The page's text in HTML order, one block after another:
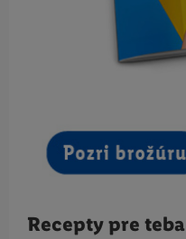
Recepty pre teba